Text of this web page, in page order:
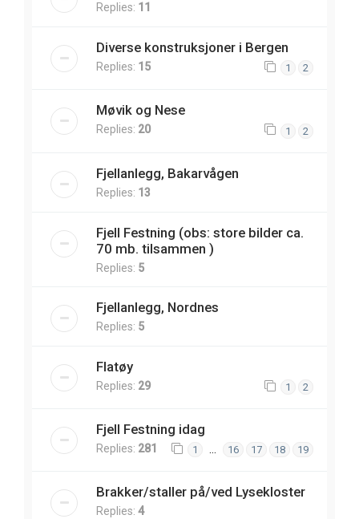
Replies: 11
Diverse konstruksjoner i Bergen
Replies: 15 1 2
Møvik og Nese
Replies: 20 1 2
Fjellanlegg, Bakarvågen
Replies: 13
Fjell Festning (obs: store bilder ca.
70 mb. tilsammen )
Replies: 5
Fjellanlegg, Nordnes
Replies: 5
Flatøy
Replies: 29 1 2
Fjell Festning idag
Replies: 281 1 16 17 18 19
Brakker/staller på/ved Lysekloster
Replies: 4